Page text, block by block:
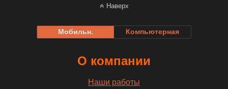
Наверх
Мобильн. Компьютерная
О компании
Наши работы